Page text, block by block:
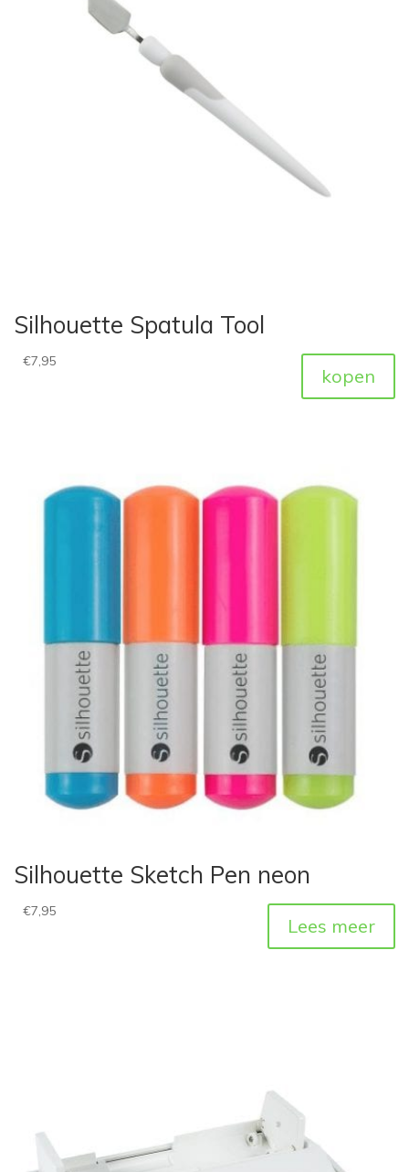
Silhouette Spatula Tool
€7,95
kopen
Silhouette Sketch Pen neon
€7,95
Lees meer